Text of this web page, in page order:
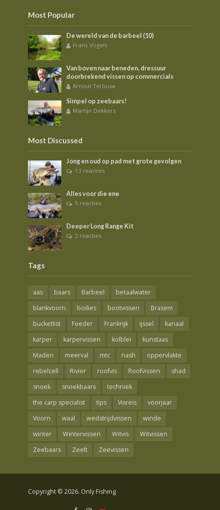
Most Popular
De wereld van de barbeel (10)
Frans Vogels
Van boven naar beneden, dressuur
doorbrekend vissen op commercials
Arnout Terlouw
Simpel op zeebaars!
Martijn Dekkers
Most Discussed
Jong en oud op pad met grote gevolgen
13 reacties
Alles voor die ene
5 reacties
Deeper Long Range Kit
2 reacties
Tags
aas baars Barbeel
betaalwater
blankvoorn
boilies bootvissen
Brasem
bucketlist
Feeder Frankrijk ijssel
kanaal
karper
karpervissen kolblei
kunstaas
Maden
meerval mtc nash
oppervlakte
rebelcell
Rivier roofvis Roofvissen
shad
snoek
snoekbaars
techniek
the carp specialist
tips Visreis
voorjaar
Voorn
waal wedstrijdvissen
winde
winter
Wintervissen Witvis
Witvissen
Zeebaars
Zeelt Zeevissen
Copyright © 2026. Only Fishing